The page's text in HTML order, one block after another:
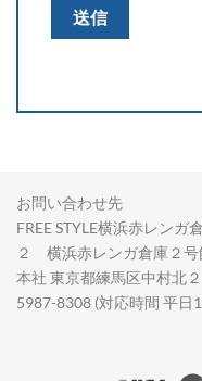
お問い合わせ先
FREE STYLE横浜赤レン
２ 横浜赤レンガ倉庫２
本社 東京都練馬区中村北
5987-8308 (対応時間 平日